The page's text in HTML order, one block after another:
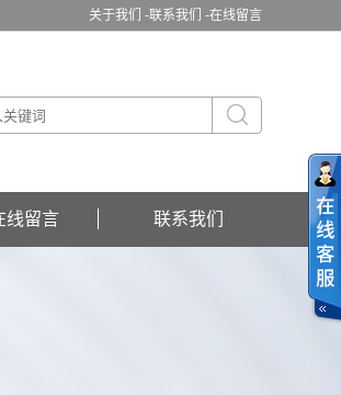
关于我们 -联系我们 -在线留言
线留言 联系我们